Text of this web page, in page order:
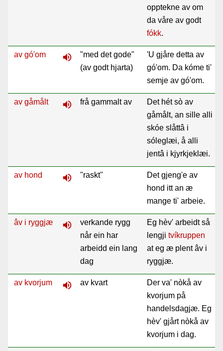
opptekne av om
da våre av godt
fókk.
av gó'om volume_up
"med det gode"
(av godt hjarta)
'U gjåre detta av
gó'om. Da kóme ti'
semje av gó'om.
av gåmålt volume_up frå gammalt av
Det hét sò av
gåmålt, an sille alli
skóe slåttâ i
sóleglæi, å alli
jentâ i kjyrkjeklæi.
av hond volume_up "raskt"
Det gjeng'e av
hond itt an æ
mange ti' arbeie.
âv i ryggjæ volume_up
verkande rygg
når ein har
arbeidd ein lang
dag
Eg hèv' arbeidt så
lengji tvíkruppen
at eg æ plent âv i
ryggjæ.
av kvorjum volume_up av kvart
Der va' nòkå av
kvorjum på
handelsdagjæ. Eg
hèv' gjårt nòkå av
kvorjum i dag.